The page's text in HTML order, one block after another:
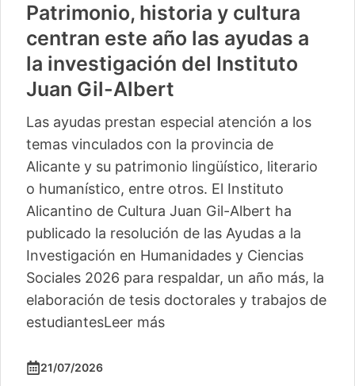
Patrimonio, historia y cultura
centran este año las ayudas a
la investigación del Instituto
Juan Gil-Albert
Las ayudas prestan especial atención a los
temas vinculados con la provincia de
Alicante y su patrimonio lingüístico, literario
o humanístico, entre otros. El Instituto
Alicantino de Cultura Juan Gil-Albert ha
publicado la resolución de las Ayudas a la
Investigación en Humanidades y Ciencias
Sociales 2026 para respaldar, un año más, la
elaboración de tesis doctorales y trabajos de
estudiantesLeer más
21/07/2026